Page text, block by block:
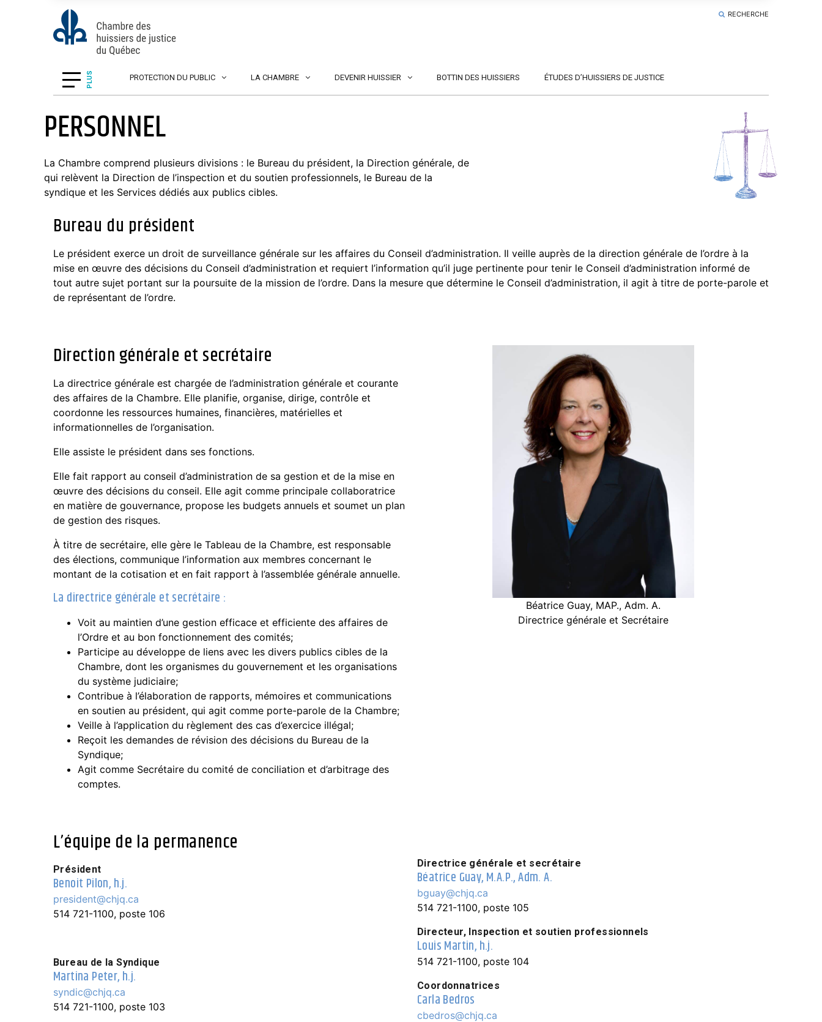
PLUS PROTECTION DU PUBLIC LA CHAMBRE DEVENIR HUISSIER BOTTIN DES HUISSIERS ÉTUDES D’HUISSIERS DE JUSTICE
RECHERCHE
PERSONNEL
La Chambre comprend plusieurs divisions : le Bureau du président, la Direction générale, de
qui relèvent la Direction de l’inspection et du soutien professionnels, le Bureau de la
syndique et les Services dédiés aux publics cibles.
Bureau du président
Le président exerce un droit de surveillance générale sur les affaires du Conseil d’administration. Il veille auprès de la direction générale de l’ordre à la
mise en œuvre des décisions du Conseil d’administration et requiert l’information qu’il juge pertinente pour tenir le Conseil d’administration informé de
tout autre sujet portant sur la poursuite de la mission de l’ordre. Dans la mesure que détermine le Conseil d’administration, il agit à titre de porte-parole et
de représentant de l’ordre.
Direction générale et secrétaire
La directrice générale est chargée de l’administration générale et courante
des affaires de la Chambre. Elle planifie, organise, dirige, contrôle et
coordonne les ressources humaines, financières, matérielles et
informationnelles de l’organisation.
Elle assiste le président dans ses fonctions.
Elle fait rapport au conseil d’administration de sa gestion et de la mise en
œuvre des décisions du conseil. Elle agit comme principale collaboratrice
en matière de gouvernance, propose les budgets annuels et soumet un plan
de gestion des risques.
À titre de secrétaire, elle gère le Tableau de la Chambre, est responsable
des élections, communique l’information aux membres concernant le
montant de la cotisation et en fait rapport à l’assemblée générale annuelle.
La directrice générale et secrétaire :
Voit au maintien d’une gestion efficace et efficiente des affaires de
l’Ordre et au bon fonctionnement des comités;
Participe au développe de liens avec les divers publics cibles de la
Chambre, dont les organismes du gouvernement et les organisations
du système judiciaire;
Contribue à l’élaboration de rapports, mémoires et communications
en soutien au président, qui agit comme porte-parole de la Chambre;
Veille à l’application du règlement des cas d’exercice illégal;
Reçoit les demandes de révision des décisions du Bureau de la
Syndique;
Agit comme Secrétaire du comité de conciliation et d’arbitrage des
comptes.
Béatrice Guay, MAP., Adm. A.
Directrice générale et Secrétaire
L’équipe de la permanence
Président
Benoit Pilon, h.j.
president@chjq.ca
514 721-1100, poste 106
Bureau de la Syndique
Martina Peter, h.j.
syndic@chjq.ca
514 721-1100, poste 103
Directrice générale et secrétaire
Béatrice Guay, M.A.P., Adm. A.
bguay@chjq.ca
514 721-1100, poste 105
Directeur, Inspection et soutien professionnels
Louis Martin, h.j.
514 721-1100, poste 104
Coordonnatrices
Carla Bedros
cbedros@chjq.ca